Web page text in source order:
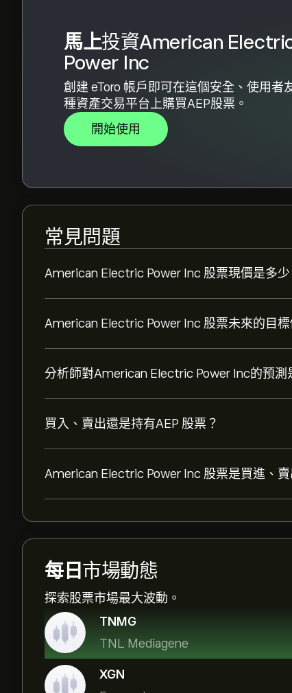
馬上投資American
Power Inc
創建 eToro 帳戶即可在這個安全、使用者
種資產交易平台上購買AEP股票。
開始使用
常見問題
American Electric Power Inc 股票現價是多少
American Electric Power Inc 股票未來的目標
分析師對American Electric Power Inc的預測
買入、賣出還是持有AEP 股票？
American Electric Power Inc 股票是買進、賣
每日 市場動態
探索股票市場最大波動。
TNMG
TNL Mediagene
XGN